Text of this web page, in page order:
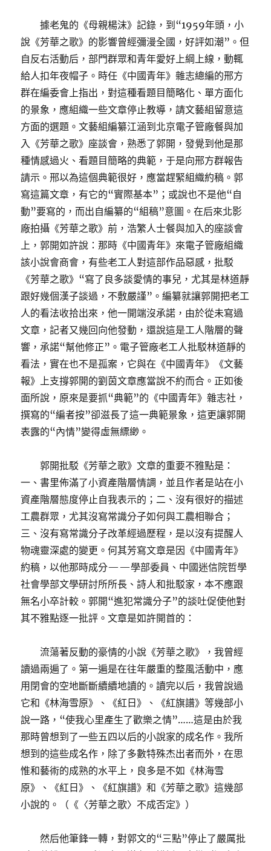
據老鬼的《母親楊沫》記錄，到“1959年頭，小
說《芳華之歌》的影響曾經彌漫全國，好評如潮”。但
自反右活動后，部門群眾和青年愛好上綱上線，動輒
給人扣年夜帽子。時任《中國青年》雜志總編的邢方
群在編委會上指出，對這種看題目簡略化、單方面化
的景象，應組織一些文章停止教導，請文藝組留意這
方面的選題。文藝組編纂江涵到北京電子管廠餐與加
入《芳華之歌》座談會，熟悉了郭開，發覺到他是那
種情感過火、看題目簡略的典範，于是向邢方群報告
請示。邢以為這個典範很好，應當趕緊組織約稿。郭
寫這篇文章，有它的“實際基本”；或說也不是他“自
動”要寫的，而出自編纂的“組稿”意圖。在后來北影
廠拍攝《芳華之歌》前，浩繁人士餐與加入的座談會
上，郭開如許說：那時《中國青年》來電子管廠組織
該小說會商會，有些老工人對這部作品惡感，批駁
《芳華之歌》“寫了良多談愛情的事兒，尤其是林道靜
跟好幾個漢子談過，不敷嚴謹”。編纂就讓郭開把老工
人的看法收拾出來，他一開端沒承諾，由於從未寫過
文章，記者又幾回向他發動，還說這是工人階層的聲
響，承諾“幫他修正”。電子管廠老工人批駁林道靜的
看法，實在也不是孤案，它與在《中國青年》《文藝
報》上支撐郭開的劉茵文章應當說不約而合。正如後
面所說，原來是要抓“典範”的《中國青年》雜志社，
撰寫的“編者按”卻滋長了這一典範景象，這更讓郭開
表露的“內情”變得虛無縹緲。
郭開批駁《芳華之歌》文章的重要不雅點是：
一、書里佈滿了小資產階層情調，並且作者是站在小
資產階層態度停止自我表示的；二、沒有很好的描述
工農群眾，尤其沒寫常識分子如何與工農相聯合；
三、沒有寫常識分子改革經過歷程，是以沒有提醒人
物魂靈深處的變更。何其芳寫文章是因《中國青年》
約稿，以他那時成分——學部委員、中國迷信院哲學
社會學部文學研討所所長、詩人和批駁家，本不應跟
無名小卒計較。郭開“進犯常識分子”的談吐促使他對
其不雅點逐一批評。文章是如許開首的：
流蕩著反動的豪情的小說《芳華之歌》，我曾經
讀過兩遍了。第一遍是在往年嚴重的整風活動中，應
用閉會的空地斷斷續續地讀的。讀完以后，我曾說過
它和《林海雪原》、《紅日》、《紅旗譜》等幾部小
說一路，“使我心里產生了歡樂之情”……這是由於我
那時曾想到了一些五四以后的小說家的成名作。我所
想到的這些成名作，除了多數特殊杰出者而外，在思
惟和藝術的成熟的水平上，良多是不如《林海雪
原》、《紅日》、《紅旗譜》和《芳華之歌》這幾部
小說的。（《〈芳華之歌〉不成否定》）
然后他筆鋒一轉，對郭文的“三點”停止了嚴厲批